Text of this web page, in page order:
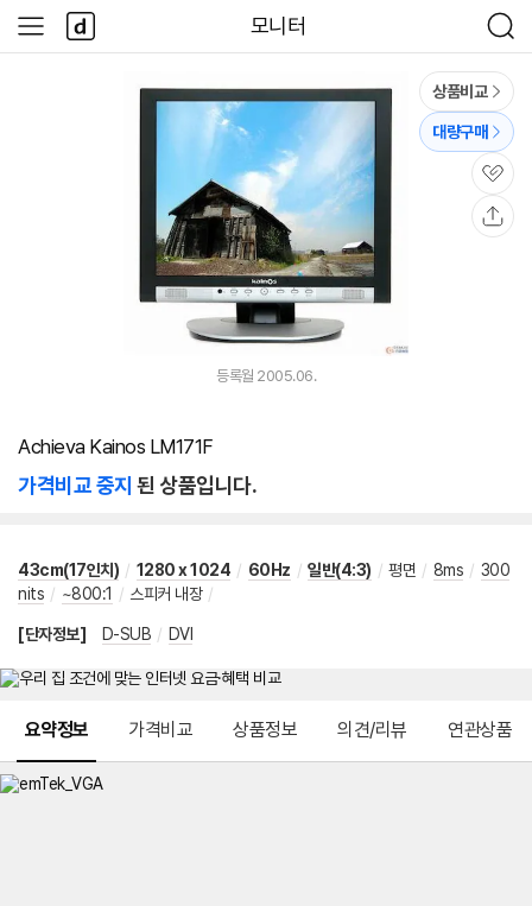
모니터
검
색
사
이
다
나
와
상품비교
대량구매
관
심
등록월 2005.06.
Achieva Kainos LM171F
가격비교 중지 된 상품입니다.
43cm(17인치) / 1280 x 1024 / 60Hz / 일반(4:3) / 평면 / 8ms / 300
nits / ~800:1 / 스피커 내장 /
[단자정보] D-SUB / DVI
요약정보 가격비교 상품정보 의견/리뷰 연관상품